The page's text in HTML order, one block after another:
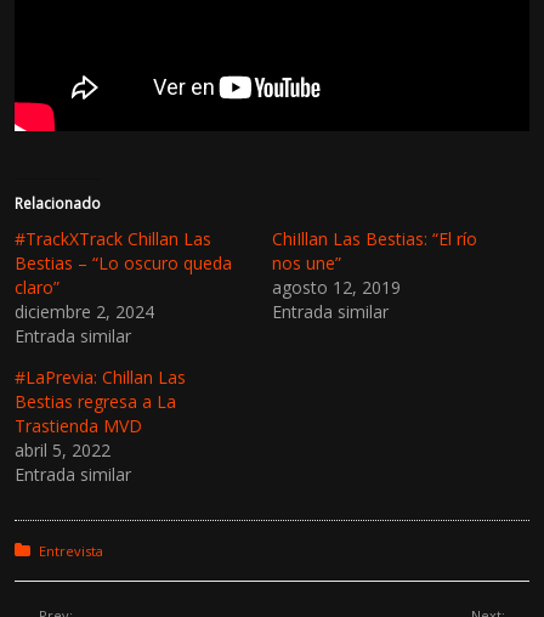
Relacionado
#TrackXTrack Chillan Las
Bestias – “Lo oscuro queda
claro”
diciembre 2, 2024
Entrada similar
ChiIllan Las Bestias: “El río
nos une”
agosto 12, 2019
Entrada similar
#LaPrevia: Chillan Las
Bestias regresa a La
Trastienda MVD
abril 5, 2022
Entrada similar
Posted in:
Entrevista